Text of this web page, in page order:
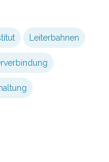
Leiterbahnen